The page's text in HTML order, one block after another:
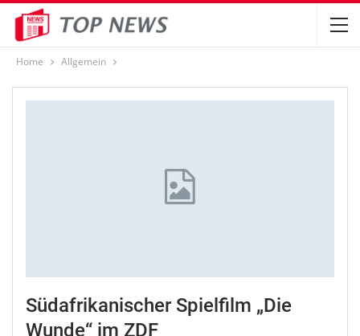
Home Allgemein
Südafrikanischer Spielfilm „Die
Wunde“ im ZDF